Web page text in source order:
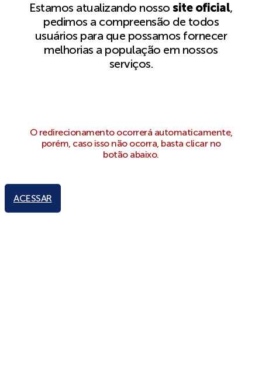
Estamos atualizando nossosite oficial,
pedimos a compreensão de todos
usuários para que possamos fornecer
melhorias a população em nossos
serviços.
O redirecionamento ocorrerá automaticamente,
porém, caso isso não ocorra, basta clicar no
botão abaixo.
ACESSAR